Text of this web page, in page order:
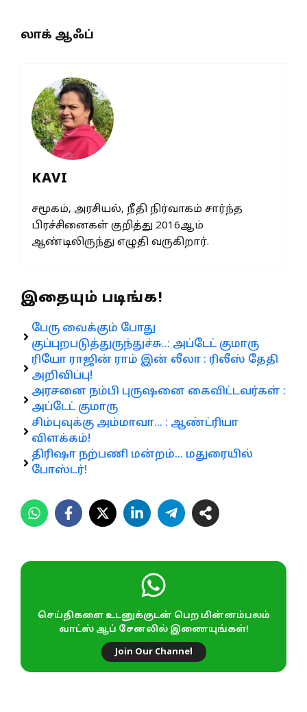
லாக் ஆஃப்
KAVI
சமூகம், அரசியல், நீதி நிர்வாகம் சார்ந்த
பிரச்சினைகள் குறித்து 2016ஆம்
ஆண்டிலிருந்து எழுதி வருகிறார்.
இதையும் படிங்க!
பேரு வைக்கும் போது
குப்புறபடுத்துருந்துச்சு..: அப்டேட் குமாரு
ரியோ ராஜின் ராம் இன் லீலா : ரிலீஸ் தேதி
அறிவிப்பு!
அரசனை நம்பி புருஷனை கைவிட்டவர்கள் :
அப்டேட் குமாரு
சிம்புவுக்கு அம்மாவா… : ஆண்ட்ரியா
விளக்கம்!
திரிஷா நற்பணி மன்றம்… மதுரையில்
போஸ்டர்!
செய்திகளை உடனுக்குடன் பெற மின்னம்பலம்
வாட்ஸ் ஆப் சேனலில் இணையுங்கள்!
Join Our Channel